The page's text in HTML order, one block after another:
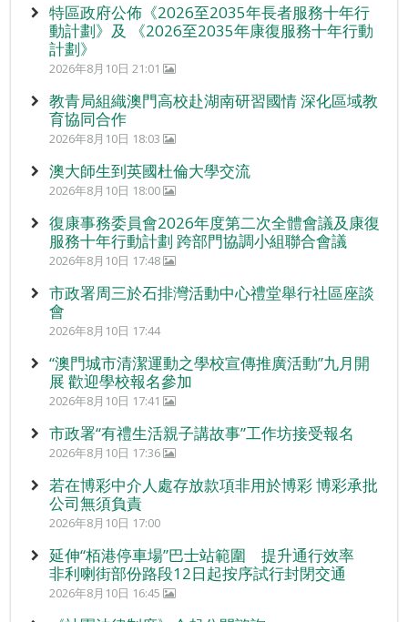
特區政府公佈《2026至2035年長者服務十年行
動計劃》及 《2026至2035年康復服務十年行動
計劃》
2026年8月10日 21:01
教青局組織澳門高校赴湖南研習國情 深化區域教
育協同合作
2026年8月10日 18:03
澳大師生到英國杜倫大學交流
2026年8月10日 18:00
復康事務委員會2026年度第二次全體會議及康復
服務十年行動計劃 跨部門協調小組聯合會議
2026年8月10日 17:48
市政署周三於石排灣活動中心禮堂舉行社區座談
會
2026年8月10日 17:44
“澳門城市清潔運動之學校宣傳推廣活動”九月開
展 歡迎學校報名參加
2026年8月10日 17:41
市政署“有禮生活親子講故事”工作坊接受報名
2026年8月10日 17:36
若在博彩中介人處存放款項非用於博彩 博彩承批
公司無須負責
2026年8月10日 17:00
延伸“栢港停車場”巴士站範圍 提升通行效率
非利喇街部份路段12日起按序試行封閉交通
2026年8月10日 16:45